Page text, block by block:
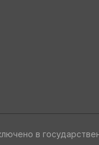
в